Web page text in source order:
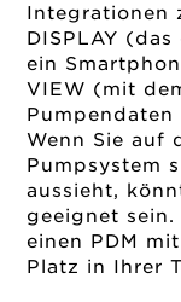
Integrationen
DISPLAY
ein
VIEW (mit
Wenn Sie auf
Pumpsystem
aussieht,
geeignet
einen PDM
Platz in Ihrer